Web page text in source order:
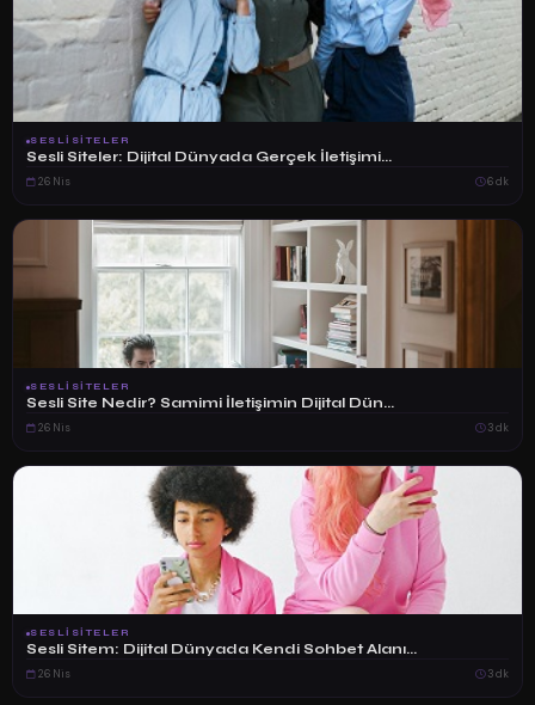
SESLISITELER
Sesli Siteler: Dijital Dünyada Gerçek İletişimi...
26 Nis 6 dk
SESLISITELER
Sesli Site Nedir? Samimi İletişimin Dijital Dün...
26 Nis 3 dk
SESLISITELER
Sesli Sitem: Dijital Dünyada Kendi Sohbet Alanı...
26 Nis 3 dk